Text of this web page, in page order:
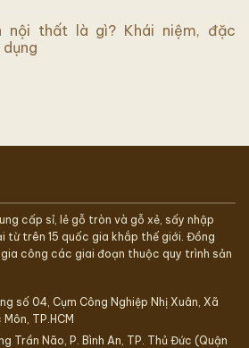
nội thất là gì? Khái niệm, đặc
cấp sỉ, lẻ gỗ tròn và gỗ xẻ, sấy nhập
từ trên 15 quốc gia khắp thế giới. Đồng
gia công các giai đoạn thuộc quy trình sản
số 04, Cụm Công Nghiệp Nhị Xuân, Xã
TP.HCM
Trần Não, P. Bình An, TP. Thủ Đức (Quận